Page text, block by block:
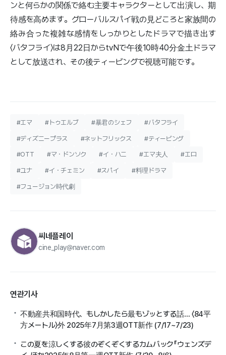
ンと何らかの関係で絡む主要キャラクターとして出演し、期
待感を高めます。グローバルスパイ戦の見どころと家族間の
絡み合った複雑な感情をしっかりとしたドラマで描き出す
〈バタフライ〉は8月22日からtvNで午後10時40分金土ドラマ
として放送され、その後ティービングで視聴可能です。
#エマ #トゥエルブ #暴君のシェフ #バタフライ
#ディズニープラス #ネットフリックス #ティービング
#OTT #マ・ドンソク #イ・ハニ #エマ夫人 #エロ
#ユナ #イ・チェミン #スパイ #料理ドラマ
#フュージョン時代劇
씨네플레이
cine_play@naver.com
연관기사
不動産共和国時代、もしかしたら最もゾッとする話… 〈84平
方メートル〉外 2025年7月第3週OTT新作 (7/17~7/23)
この夏を涼しくする彼のぞくぞくするカムバック『ウェンズデ